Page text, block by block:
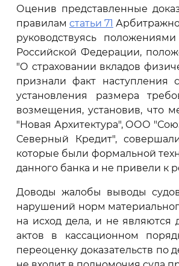
Оценив представленные
правилам статьи 71
руководствуясь положениями
Российской Федерации,
"О страховании вкладов
признали факт наступления
установления размера
возмещения, установив, что
"Новая Архитектура", ООО
Северный Кредит",
которые были формальной
данного банка и не привели к
Доводы жалобы выводы
нарушений норм
на исход дела, и не являются
актов в кассационном
переоценку доказательств по